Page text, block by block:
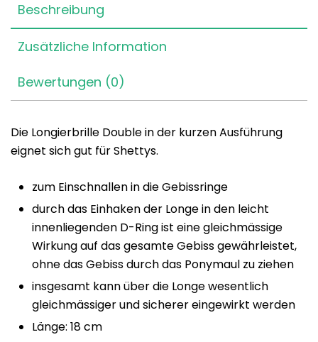
Beschreibung
Zusätzliche Information
Bewertungen (0)
Die Longierbrille Double in der kurzen Ausführung
eignet sich gut für Shettys.
zum Einschnallen in die Gebissringe
durch das Einhaken der Longe in den leicht
innenliegenden D-Ring ist eine gleichmässige
Wirkung auf das gesamte Gebiss gewährleistet,
ohne das Gebiss durch das Ponymaul zu ziehen
insgesamt kann über die Longe wesentlich
gleichmässiger und sicherer eingewirkt werden
Länge: 18 cm